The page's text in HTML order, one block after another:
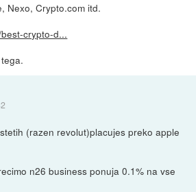
Nexo, Crypto.com itd.
crypto-d...
(razen revolut)placujes preko apple
n26 business ponuja 0.1% na vse